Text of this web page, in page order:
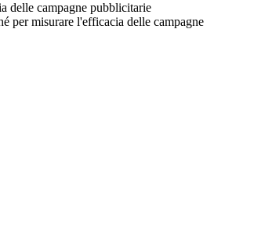
delle campagne pubblicitarie
per misurare l'efficacia delle campagne